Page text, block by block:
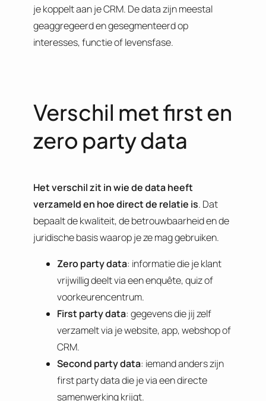
je koppelt aan je CRM. De data zijn meestal
geaggregeerd en gesegmenteerd op
interesses, functie of levensfase.
Verschil met first en
zero party data
Het verschil zit in wie de data heeft
verzameld en hoe direct de relatie is. Dat
bepaalt de kwaliteit, de betrouwbaarheid en de
juridische basis waarop je ze mag gebruiken.
Zero party data: informatie die je klant
vrijwillig deelt via een enquête, quiz of
voorkeurencentrum.
First party data: gegevens die jij zelf
verzamelt via je website, app, webshop of
CRM.
Second party data: iemand anders zijn
first party data die je via een directe
samenwerking krijgt.